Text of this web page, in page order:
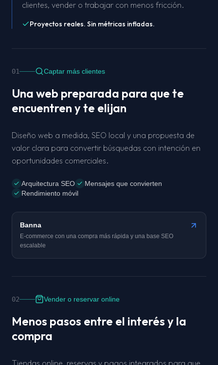
clientes, vender o trabajar con menos fricción.
Proyectos reales. Sin métricas infladas.
01 Captar más clientes
Una web preparada para que te
encuentren y te elijan
Diseño web a medida, SEO local y una propuesta de
valor clara para convertir búsquedas con intención en
oportunidades comerciales.
Arquitectura SEO
Mensajes que convierten
Rendimiento móvil
Caso real
Banna
E-commerce con una compra más rápida y una base SEO
escalable
02 Vender o reservar online
Menos pasos entre el interés y la
compra
Tiendas online, reservas y pagos integrados para que